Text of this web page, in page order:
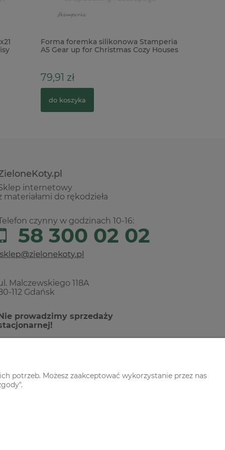
Forma foremka silikonowa Stamperia
A5 Gear up for Christmas Cozy Houses
79,91 zł
do koszyka
internetowy
materiałami do rękodzieła
czynny w godzinach 10-16:
58 300 02 02
Malczewskiego 118A
112 Gdańsk
Nie prowadzimy sprzedaży
potrzeb. Możesz zaakceptować wykorzystanie przez nas